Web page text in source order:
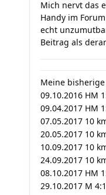
Mich nervt das
Handy im
echt
Beitrag als
Meine
09.10.2016 HM
09.04.2017 HM
07.05.2017 10
20.05.2017 10
10.09.2017 10
24.09.2017 10
08.10.2017 HM
29.10.2017 M